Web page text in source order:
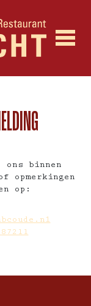
binnen
opmerkingen
op: